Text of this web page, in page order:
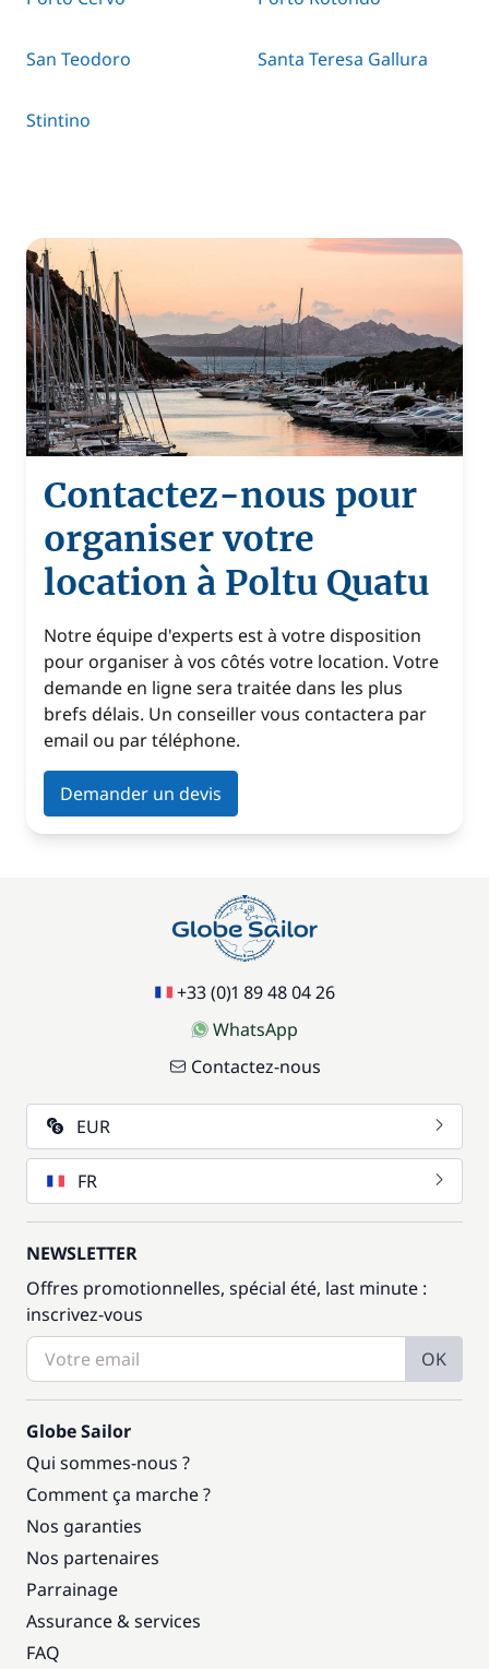
San Teodoro Santa Teresa Gallura
Stintino
Contactez-nous pour
organiser votre
location à Poltu Quatu
Notre équipe d'experts est à votre disposition
pour organiser à vos côtés votre location. Votre
demande en ligne sera traitée dans les plus
brefs délais. Un conseiller vous contactera par
email ou par téléphone.
Demander un devis
+33 (0)1 89 48 04 26
WhatsApp
Contactez-nous
EUR
FR
NEWSLETTER
Offres promotionnelles, spécial été, last minute :
inscrivez-vous
OK
Globe Sailor
Qui sommes-nous ?
Comment ça marche ?
Nos garanties
Nos partenaires
Parrainage
Assurance & services
FAQ